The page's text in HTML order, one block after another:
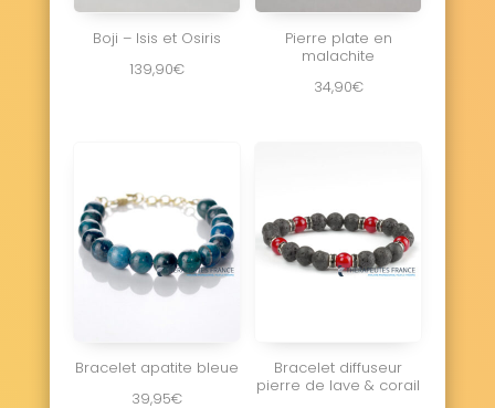
Boji – Isis et Osiris
139,90€
Pierre plate en
malachite
34,90€
Bracelet apatite bleue
39,95€
Bracelet diffuseur
pierre de lave & corail